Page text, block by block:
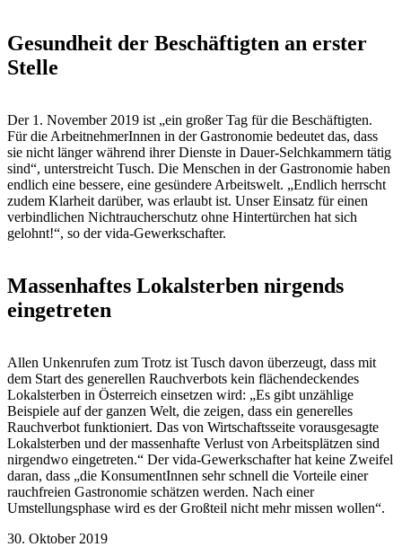
Gesundheit der Beschäftigten an erster
Stelle
Der 1. November 2019 ist „ein großer Tag für die Beschäftigten.
Für die ArbeitnehmerInnen in der Gastronomie bedeutet das, dass
sie nicht länger während ihrer Dienste in Dauer-Selchkammern tätig
sind“, unterstreicht Tusch. Die Menschen in der Gastronomie haben
endlich eine bessere, eine gesündere Arbeitswelt. „Endlich herrscht
zudem Klarheit darüber, was erlaubt ist. Unser Einsatz für einen
verbindlichen Nichtraucherschutz ohne Hintertürchen hat sich
gelohnt!“, so der vida-Gewerkschafter.
Massenhaftes Lokalsterben nirgends
eingetreten
Allen Unkenrufen zum Trotz ist Tusch davon überzeugt, dass mit
dem Start des generellen Rauchverbots kein flächendeckendes
Lokalsterben in Österreich einsetzen wird: „Es gibt unzählige
Beispiele auf der ganzen Welt, die zeigen, dass ein generelles
Rauchverbot funktioniert. Das von Wirtschaftsseite vorausgesagte
Lokalsterben und der massenhafte Verlust von Arbeitsplätzen sind
nirgendwo eingetreten.“ Der vida-Gewerkschafter hat keine Zweifel
daran, dass „die KonsumentInnen sehr schnell die Vorteile einer
rauchfreien Gastronomie schätzen werden. Nach einer
Umstellungsphase wird es der Großteil nicht mehr missen wollen“.
30. Oktober 2019